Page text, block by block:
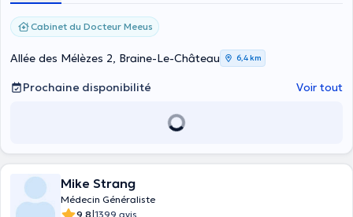
Cabinet du Docteur Meeus
Allée des Mélèzes 2, Braine-Le-Château 6,4 km
Prochaine disponibilité Voir tout
Mike Strang
Médecin Généraliste
9.8 1399 avis